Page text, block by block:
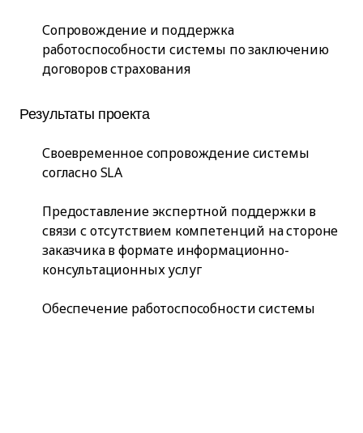
Сопровождение и поддержка
работоспособности системы по заключению
договоров страхования
Результаты проекта
Своевременное сопровождение системы
согласно SLA
Предоставление экспертной поддержки в
связи с отсутствием компетенций на стороне
заказчика в формате информационно-
консультационных услуг
Обеспечение работоспособности системы